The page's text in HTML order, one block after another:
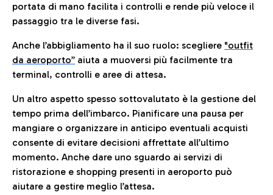
portata di mano facilita i controlli e rende più veloce il
passaggio tra le diverse fasi.
Anche l’abbigliamento ha il suo ruolo: scegliere "outfit
da aeroporto” aiuta a muoversi più facilmente tra
terminal, controlli e aree di attesa.
Un altro aspetto spesso sottovalutato è la gestione del
tempo prima dell’imbarco. Pianificare una pausa per
mangiare o organizzare in anticipo eventuali acquisti
consente di evitare decisioni affrettate all’ultimo
momento. Anche dare uno sguardo ai servizi di
ristorazione e shopping presenti in aeroporto può
aiutare a gestire meglio l’attesa.